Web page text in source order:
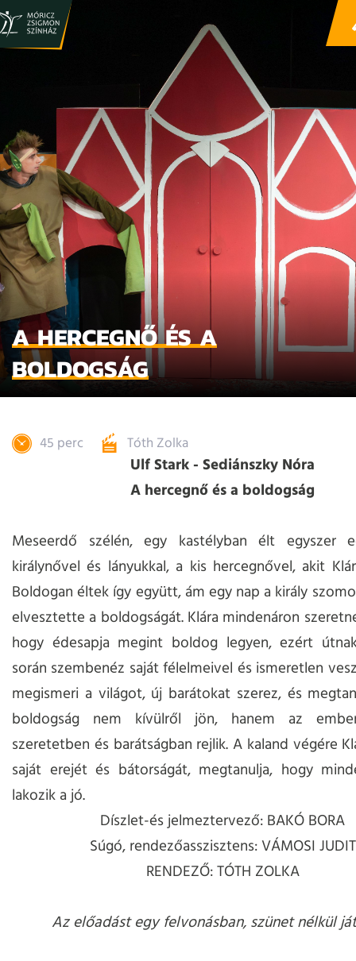
A HERCEGNŐ ÉS A
BOLDOGSÁG
45 perc Tóth Zolka
Ulf Stark - Sediánszky Nóra
A hercegnő és a boldogság
Meseerdő szélén, egy kastélyban élt egyszer
királynővel és lányukkal, a kis hercegnővel, akit
Boldogan éltek így együtt, ám egy nap a király
elvesztette a boldogságát. Klára mindenáron
hogy édesapja megint boldog legyen, ezért
során szembenéz saját félelmeivel és ismeretlen
megismeri a világot, új barátokat szerez, és
boldogság nem kívülről jön, hanem az
szeretetben és barátságban rejlik. A kaland végére
saját erejét és bátorságát, megtanulja, hogy
lakozik a jó.
Díszlet-és jelmeztervező: BAKÓ BORA
Súgó, rendezőasszisztens: VÁMOSI JUDIT
RENDEZŐ: TÓTH ZOLKA
Az előadást egy felvonásban, szünet nélkül